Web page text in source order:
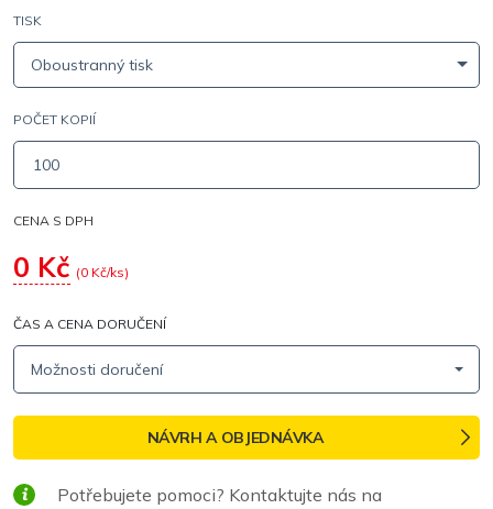
TISK
Oboustranný tisk
POČET KOPIÍ
CENA S DPH
0 Kč (0 Kč/ks)
Potřebujete pomoci? Kontaktujte nás na
ČAS A CENA DORUČENÍ
Možnosti doručení
NÁVRH A OBJEDNÁVKA